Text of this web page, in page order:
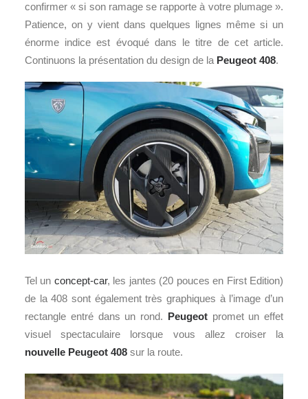
confirmer « si son ramage se rapporte à votre plumage ».
Patience, on y vient dans quelques lignes même si un
énorme indice est évoqué dans le titre de cet article.
Continuons la présentation du design de la Peugeot 408.
Tel un concept-car, les jantes (20 pouces en First Edition)
de la 408 sont également très graphiques à l’image d’un
rectangle entré dans un rond. Peugeotpromet un effet
visuel spectaculaire lorsque vous allez croiser la
nouvelle Peugeot 408 sur la route.